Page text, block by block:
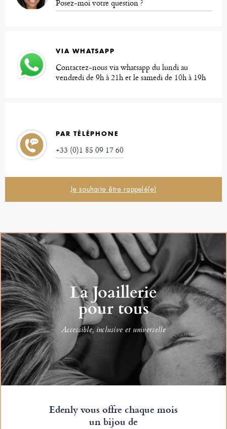
Posez-moi votre question ?
VIA WHATSAPP
Contactez-nous via whatsapp du lundi au
vendredi de 9h à 21h et le samedi de 10h à 19h
PAR TÉLÉPHONE
+33 (0)1 85 09 17 60
Je souhaite être rappelé(e)
La Joaillerie
pour tous
Accessible, inclusive et universelle
Edenly vous offre chaque mois
un bijou de